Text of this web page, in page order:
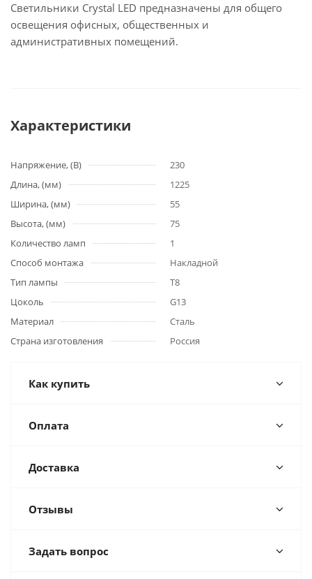
Светильники Crystal LED предназначены для общего
освещения офисных, общественных и
административных помещений.
Характеристики
Напряжение, (В)
230
Длина, (мм)
1225
Ширина, (мм)
55
Высота, (мм)
75
Количество ламп
1
Способ монтажа
Накладной
Тип лампы
T8
Цоколь
G13
Материал
Сталь
Страна изготовления
Россия
Как купить
Оплата
Доставка
Отзывы
Задать вопрос